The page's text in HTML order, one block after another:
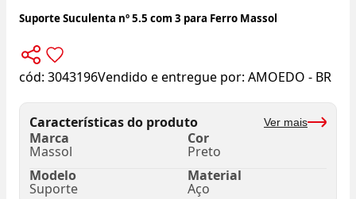
Suporte Suculenta nº 5.5 com 3 para Ferro Massol
cód: 3043196Vendido e entregue por: AMOEDO - BR
Características do produto Ver mais
Marca
Massol
Cor
Preto
Modelo
Suporte
Material
Aço